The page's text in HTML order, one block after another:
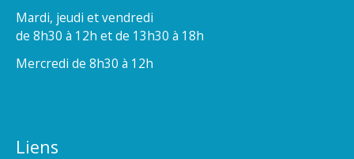
Mardi, jeudi et vendredi
de 8h30 à 12h et de 13h30 à 18h
Mercredi de 8h30 à 12h
Liens